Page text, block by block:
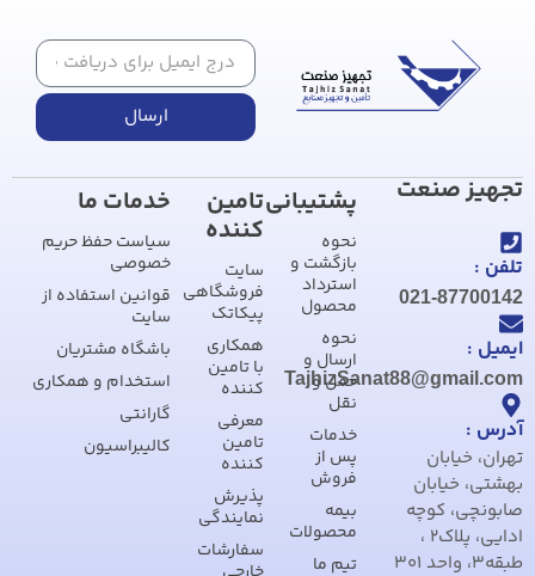
ارسال
تجهیز صنعت
تلفن :
021-87700142
ایمیل :
TajhizSanat88@gmail.com
آدرس :
تهران، خیابان
بهشتی، خیابان
صابونچی، کوچه
ادایی، پلاک2 ،
طبقه3، واحد 301
پشتیبانی
نحوه
بازگشت و
استرداد
محصول
نحوه
ارسال و
حمل و
نقل
خدمات
پس از
فروش
بیمه
محصولات
تیم ما
تامین
کننده
سایت
فروشگاهی
پیکاتک
همکاری
با تامین
کننده
معرفی
تامین
کننده
پذیرش
نمایندگی
سفارشات
خدمات ما
سیاست حفظ حریم
خصوصی
قوانین استفاده از
سایت
باشگاه مشتریان
استخدام و همکاری
گارانتی
کالیبراسیون